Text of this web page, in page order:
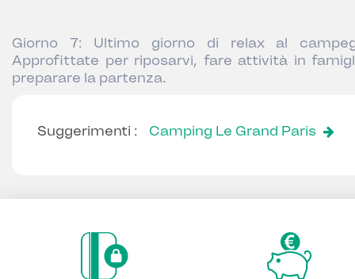
Giorno 7: Ultimo giorno di relax al
Approfittate per riposarvi, fare attività in
preparare la partenza.
Suggerimenti : Camping Le Grand Paris